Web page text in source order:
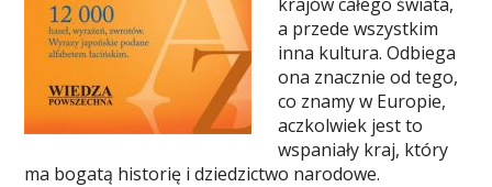
a przede wszystkim
inna kultura. Odbiega
ona znacznie od tego,
co znamy w Europie,
aczkolwiek jest to
wspaniały kraj, który
ma bogatą historię i dziedzictwo narodowe.